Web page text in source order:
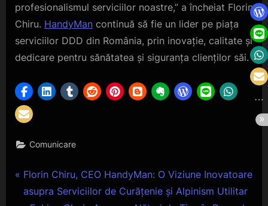
profesionalismul serviciilor noastre,” a încheiat Florin
Chiru. HandyMan continuă să fie un lider pe piața
serviciilor DDD din România, prin inovație, calitate și
dedicare pentru sănătatea și siguranța clienților săi.
Comunicare
Navigare
P
r
Florin Chiru, CEO HandyMan: O Viziune Inovatoare
asupra Serviciilor de Curățenie și Alpinism Utilitar